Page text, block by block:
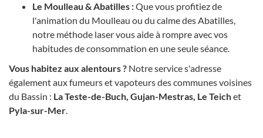
Le Moulleau & Abatilles :Que vous profitiez de
l'animation du Moulleau ou du calme des Abatilles,
notre méthode laser vous aide à rompre avec vos
habitudes de consommation en une seule séance.
Vous habitez aux alentours ? Notre service s'adresse
également aux fumeurs et vapoteurs des communes voisines
du Bassin : La Teste-de-Buch, Gujan-Mestras, Le Teichet
Pyla-sur-Mer.